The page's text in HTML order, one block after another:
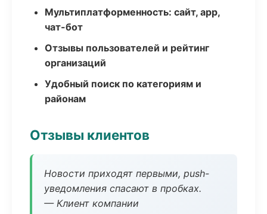
Мультиплатформенность: сайт, app,
чат-бот
Отзывы пользователей и рейтинг
организаций
Удобный поиск по категориям и
районам
Отзывы клиентов
Новости приходят первыми, push-
уведомления спасают в пробках.
— Клиент компании